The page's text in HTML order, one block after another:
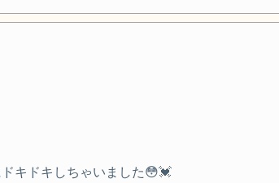
キドキしちゃいました😳💓